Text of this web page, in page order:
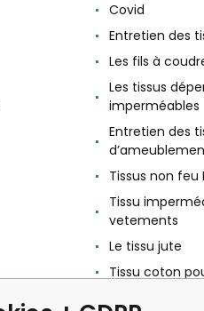
Covid
Entretien des
Les fils à
Les tissus
imperméables
Entretien des
Tissus non feu
Tissu
vetements
Le tissu jute
Tissu coton